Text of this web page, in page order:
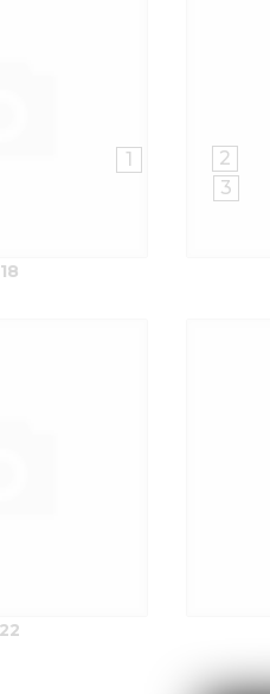
1
2
3